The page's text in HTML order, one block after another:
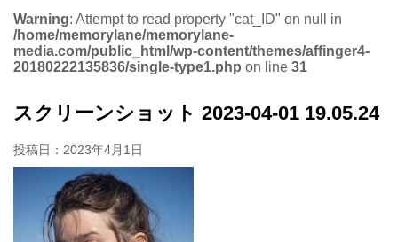
Warning: Attempt to read property "cat_ID" on null in
/home/memorylane/memorylane-
media.com/public_html/wp-content/themes/affinger4-
20180222135836/single-type1.php on line 31
スクリーンショット 2023-04-01 19.05.24
投稿日： 2023年4月1日